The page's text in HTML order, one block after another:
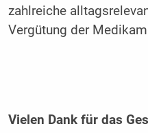
zahlreiche
Vergütung der
Vielen Dank für das